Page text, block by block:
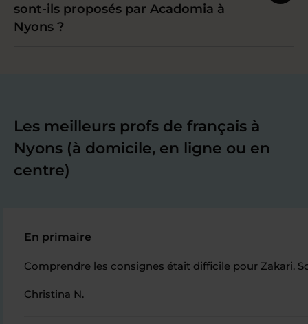
sont-ils proposés par Acadomia à
Nyons ?
Les meilleurs profs de français à
Nyons (à domicile, en ligne ou en
centre)
En primaire
Comprendre les consignes était difficile pour Zakari.
Christina N.